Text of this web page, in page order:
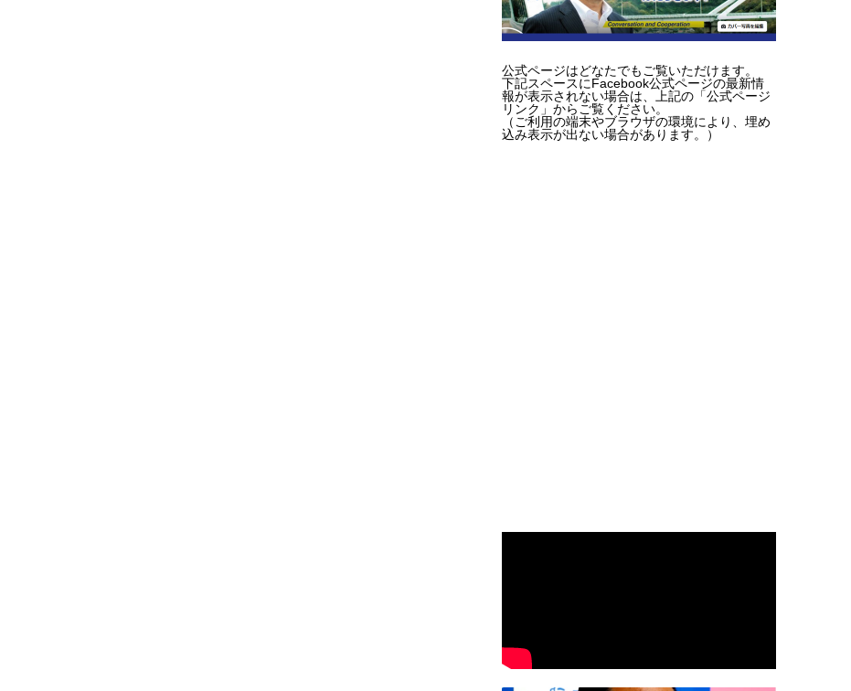
公式ページはどなたでもご覧いただけます。
下記スペースにFacebook公式ページの最新情
報が表示されない場合は、上記の「公式ページ
リンク」からご覧ください。
（ご利用の端末やブラウザの環境により、埋め
込み表示が出ない場合があります。）